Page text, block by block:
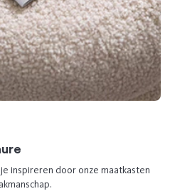
inspireren door onze maatkasten